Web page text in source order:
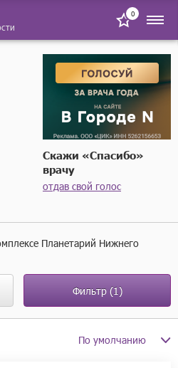
0
Скажи «Спасибо»
врачу
отдав свой голос
Планетарий Нижнего
Фильтр(1)